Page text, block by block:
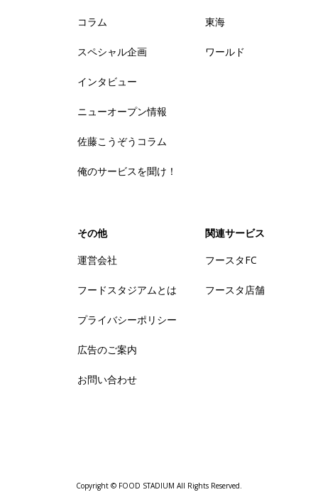
コラム
スペシャル企画
インタビュー
ニューオープン情報
佐藤こうぞうコラム
俺のサービスを聞け！
東海
ワールド
その他
運営会社
フードスタジアムとは
プライバシーポリシー
広告のご案内
お問い合わせ
関連サービス
フースタFC
フースタ店舗
Copyright © FOOD STADIUM All Rights Reserved.